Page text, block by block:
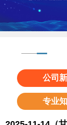
公司
专业